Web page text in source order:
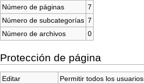
Número de páginas
7
Número de subcategorías 7
Número de archivos
0
Protección de página
Editar
Permitir todos los usuarios